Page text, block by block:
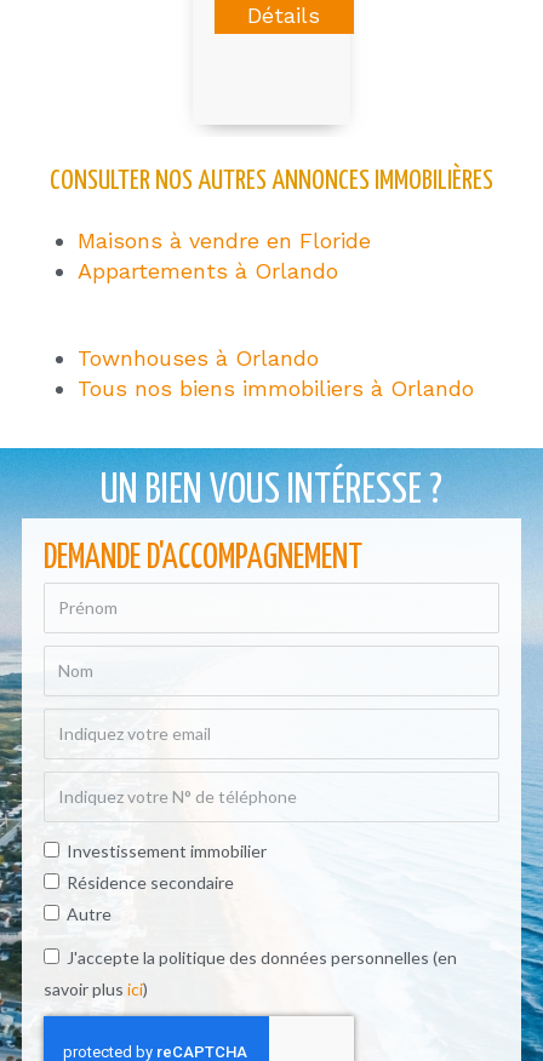
Détails
CONSULTER NOS AUTRES ANNONCES IMMOBILIÈRES
Maisons à vendre en Floride
Appartements à Orlando
Townhouses à Orlando
Tous nos biens immobiliers à Orlando
UN BIEN VOUS INTÉRESSE ?
DEMANDE D'ACCOMPAGNEMENT
Investissement immobilier
Résidence secondaire
Autre
J'accepte la politique des données personnelles (en
savoir plus ici)